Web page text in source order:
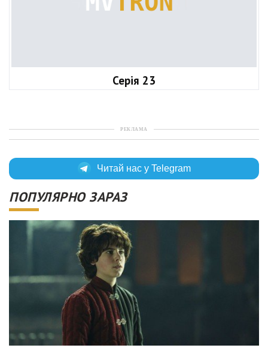
Серія 23
РЕКЛАМА
Читай нас у Telegram
ПОПУЛЯРНО ЗАРАЗ